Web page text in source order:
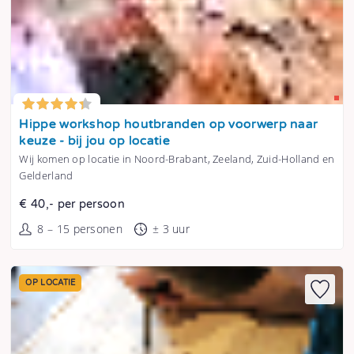
Tonen
Hippe workshop houtbranden op voorwerp naar
keuze - bij jou op locatie
Wij komen op locatie in Noord-Brabant, Zeeland, Zuid-Holland en
Gelderland
€ 40,- per persoon
8 – 15 personen ± 3 uur
OP LOCATIE